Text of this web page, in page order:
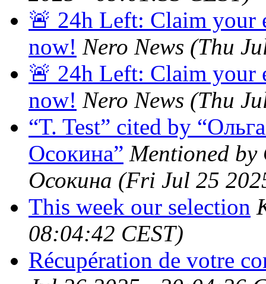
🚨 24h Left: Claim your
now! Nero News (Thu
🚨 24h Left: Claim your
now! Nero News (Thu
“T. Test” cited by
Осокина” Mentioned by
Осокина (Fri Jul 25
This week our selection
08:04:42 CEST)
Récupération de votre